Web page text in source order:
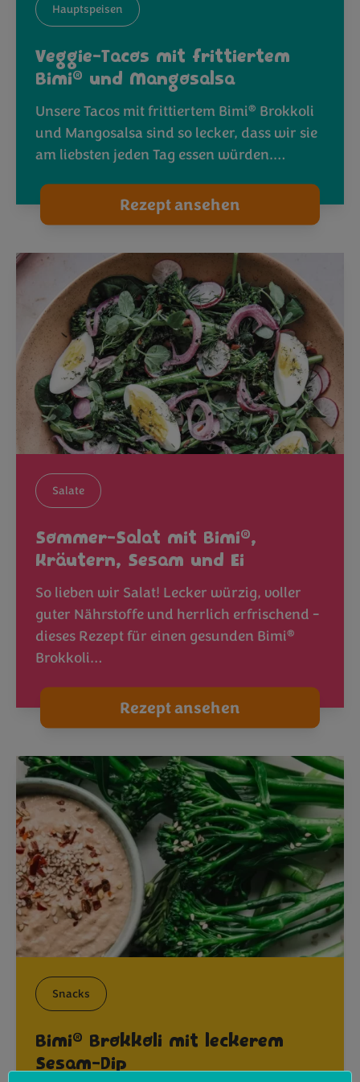
Hauptspeisen
Veggie-Tacos mit frittiertem
Bimi® und Mangosalsa
Unsere Tacos mit frittiertem Bimi® Brokkoli
und Mangosalsa sind so lecker, dass wir sie
am liebsten jeden Tag essen würden.…
Rezept ansehen
Salate
Sommer-Salat mit Bimi®,
Kräutern, Sesam und Ei
So lieben wir Salat! Lecker würzig, voller
guter Nährstoffe und herrlich erfrischend -
dieses Rezept für einen gesunden Bimi®
Brokkoli…
Rezept ansehen
Snacks
Bimi® Brokkoli mit leckerem
Sesam-Dip